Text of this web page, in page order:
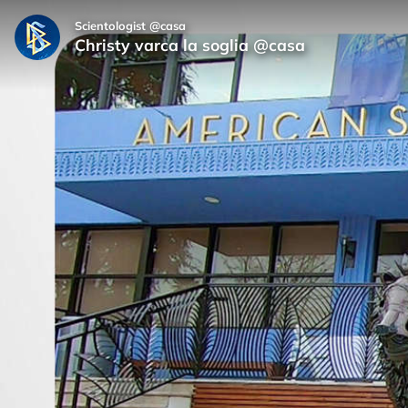
Scientologist @casa
Christy varca la soglia @casa